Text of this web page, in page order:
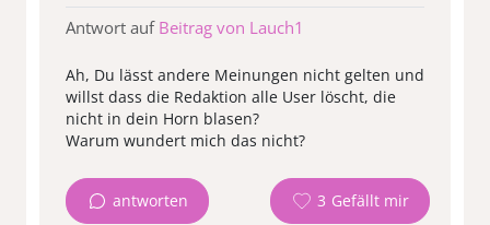
Antwort auf Beitrag von Lauch1
Ah, Du lässt andere Meinungen nicht gelten und
willst dass die Redaktion alle User löscht, die
nicht in dein Horn blasen?
Warum wundert mich das nicht?
antworten 3